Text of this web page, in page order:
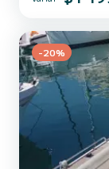
worden
-20%